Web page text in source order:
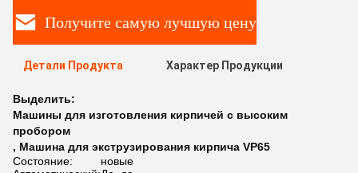
Получите самую лучшую цену
Детали Продукта Характер Продукции
Выделить:
Машины для изготовления кирпичей с высоким
пробором
, Машина для экструзирования кирпича VP65
Состояние:
новые